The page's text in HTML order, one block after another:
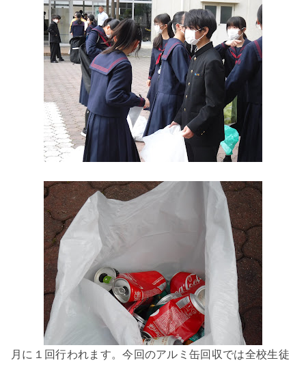
月に１回行われます。今回のアルミ缶回収では全校生徒